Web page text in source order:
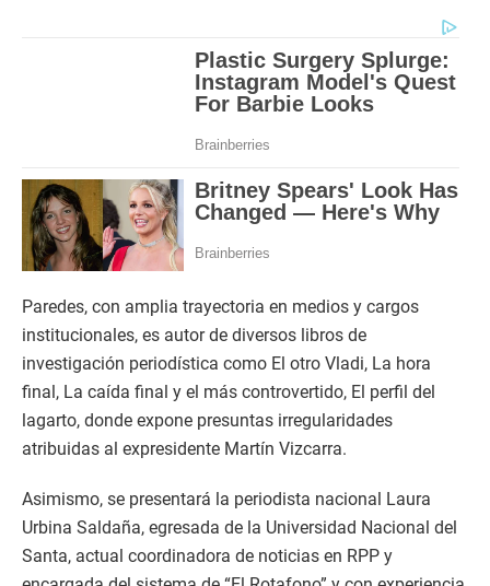
Paredes, con amplia trayectoria en medios y cargos
institucionales, es autor de diversos libros de
investigación periodística como El otro Vladi, La hora
final, La caída final y el más controvertido, El perfil del
lagarto, donde expone presuntas irregularidades
atribuidas al expresidente Martín Vizcarra.
Asimismo, se presentará la periodista nacional Laura
Urbina Saldaña, egresada de la Universidad Nacional del
Santa, actual coordinadora de noticias en RPP y